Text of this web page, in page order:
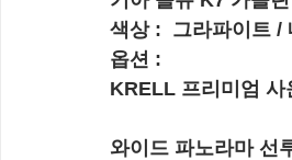
색상 :  그라파이트 /
옵션 :
KRELL 프리미엄
와이드 파노라마 선